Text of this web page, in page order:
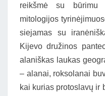
reikšmė su būrimu
mitologijos
siejamas su
Kijevo družinos
alaniškas laukas
– alanai, roksolanai
kai kurias protoslavų ir